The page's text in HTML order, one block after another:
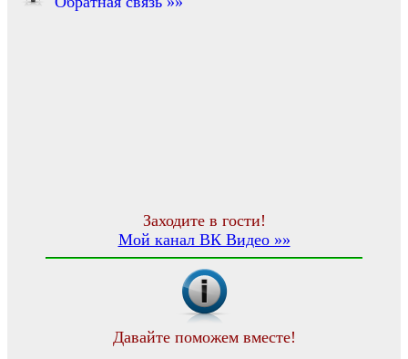
Заходите в гости!
Мой канал ВК Видео »»
Давайте поможем вместе!